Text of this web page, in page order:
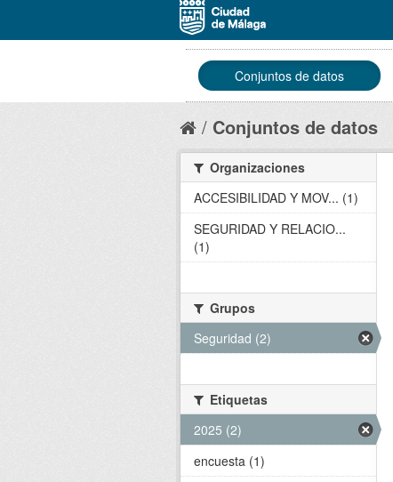
Conjuntos de datos
Conjuntos de datos
Organizaciones
ACCESIBILIDAD Y MOV... (1)
SEGURIDAD Y RELACIO...
(1)
Grupos
Seguridad (2)
Etiquetas
2025 (2)
encuesta (1)